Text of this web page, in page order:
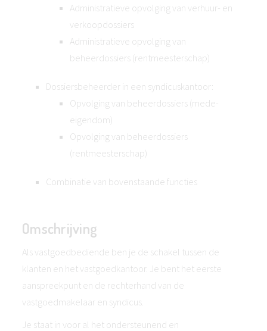
Administratieve opvolging van verhuur- en
verkoopdossiers
Administratieve opvolging van
beheerdossiers (rentmeesterschap)
Dossiersbeheerder in een syndicuskantoor:
Opvolging van beheerdossiers (mede-
eigendom)
Opvolging van beheerdossiers
(rentmeesterschap)
Combinatie van bovenstaande functies
Omschrijving
Als vastgoedbediende ben je de schakel tussen de
klanten en het vastgoedkantoor. Je bent het eerste
aanspreekpunt en de rechterhand van de
vastgoedmakelaar en syndicus.
Je staat in voor al het ondersteunend en